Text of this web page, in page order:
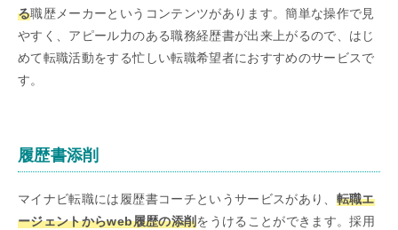
る職歴メーカーというコンテンツがあります。簡単な操作で見
やすく、アピール力のある職務経歴書が出来上がるので、はじ
めて転職活動をする忙しい転職希望者におすすめのサービスで
す。
履歴書添削
マイナビ転職には履歴書コーチというサービスがあり、 転職エ
ージェントからweb履歴の添削をうけることができます。採用